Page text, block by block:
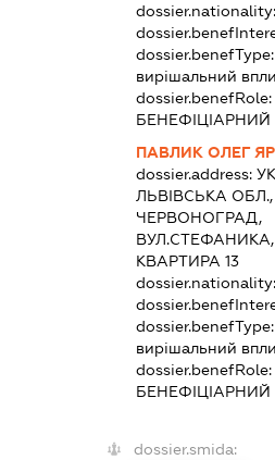
dossier.nationality:
dossier.benefType:
вирішальний
dossier.benefRole:
ПАВЛИК ОЛЕГ
dossier.address:
ЛЬВІВСЬКА ОБЛ.,
ЧЕРВОНОГРАД,
КВАРТИРА 13
dossier.nationality:
dossier.benefType:
вирішальний
dossier.benefRole:
dossier.smida: